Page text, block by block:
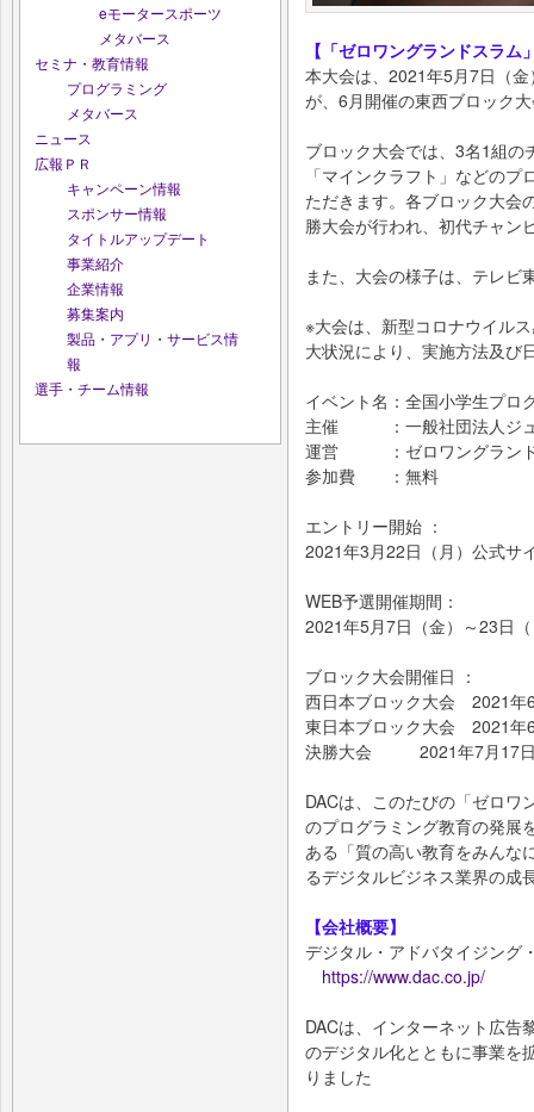
eモータースポーツ
メタバース
セミナ・教育情報
プログラミング
メタバース
ニュース
広報ＰＲ
キャンペーン情報
スポンサー情報
タイトルアップデート
事業紹介
企業情報
募集案内
製品・アプリ・サービス情
報
選手・チーム情報
【「ゼロワングランドスラム
本大会は、2021年5月7日（
が、6月開催の東西ブロック
ブロック大会では、3名1組
「マインクラフト」などの
ただきます。各ブロック大会
勝大会が行われ、初代チャン
また、大会の様子は、テレビ
※大会は、新型コロナウイル
大状況により、実施方法及び
イベント名：全国小学生プロ
主催 ：一般社団法人ジュ
運営 ：ゼロワングランド
参加費 ：無料
エントリー開始 ：
2021年3月22日（月）公式
WEB予選開催期間：
2021年5月7日（金）～23日
ブロック大会開催日 ：
西日本ブロック大会 2021
東日本ブロック大会 2021
決勝大会 2021年7月17日
DACは、このたびの「ゼロワ
のプログラミング教育の発展
ある「質の高い教育をみんな
るデジタルビジネス業界の成
【会社概要】
デジタル・アドバタイジング
https://www.dac.co.jp/
DACは、インターネット広告
のデジタル化とともに事業を
りました